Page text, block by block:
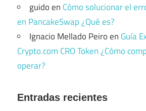
guidoen Cómo solucionar el
en PancakeSwap ¿Qué es?
Ignacio Mellado Peiroen Guía
Crypto.com CRO Token ¿Cómo
operar?
Entradas recientes